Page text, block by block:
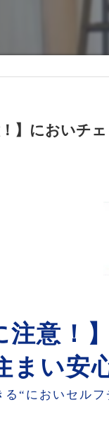
ビ取り
！】においチ
注意！
まい安
“においセル